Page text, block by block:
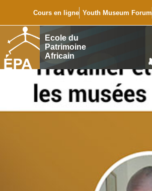
Cours en ligne Youth Museum Forum
Ecole du
Patrimoine
Africain